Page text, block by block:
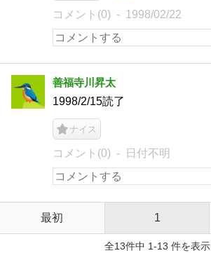
コメント(0) 1998/02/22
善福寺川昇太
1998/2/15読了
ナイス
コメント(0) 日付不明
最初 1
全13件中 1-13 件を表示